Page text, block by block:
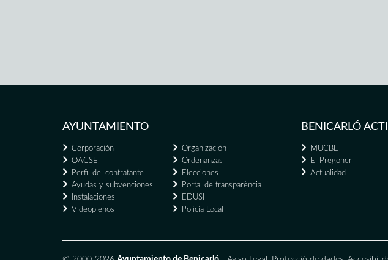
AYUNTAMIENTO
Corporación
Organización
OACSE
Ordenanzas
Perfil del contratante
Elecciones
Ayudas y subvenciones
Portal de transparència
Instalaciones
EDUSI
Videoplenos
Policía Local
BENICARLÓ
MUCBE
El Pregoner
Actualidad